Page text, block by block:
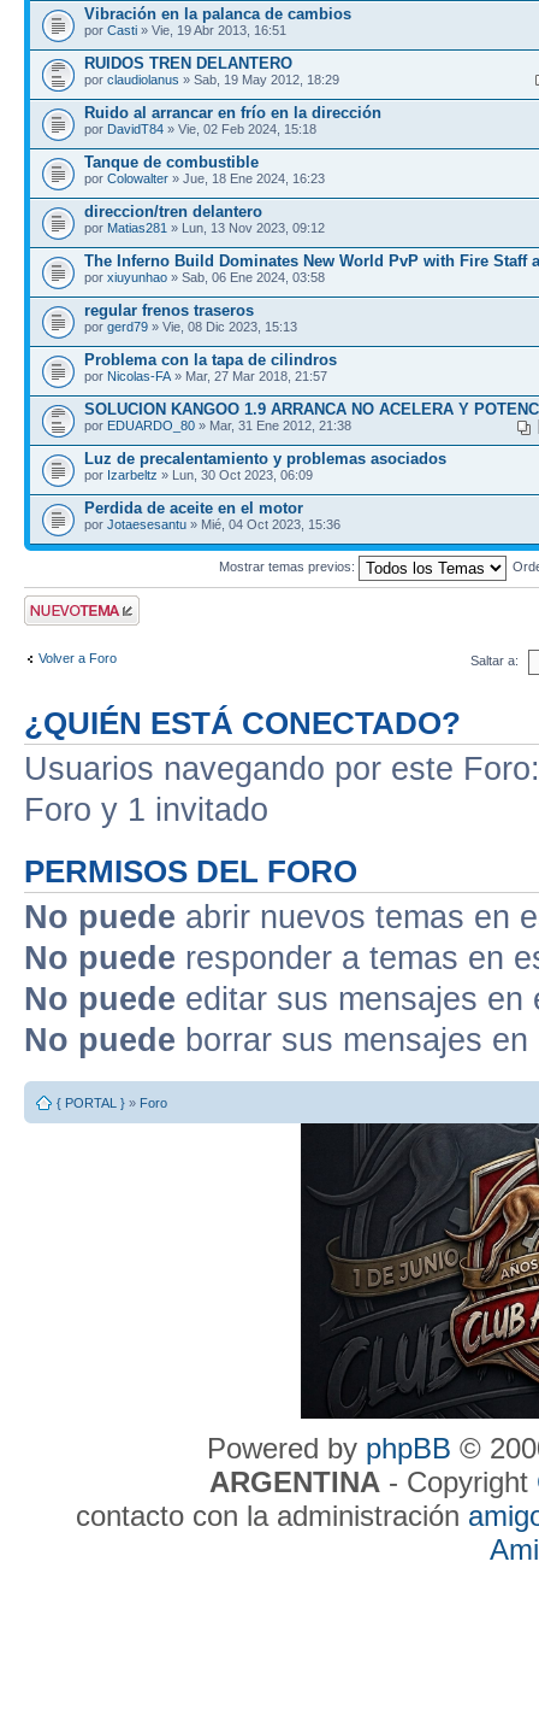
Vibración en la palanca de cambios
por Casti » Vie, 19 Abr 2013, 16:51
RUIDOS TREN DELANTERO
por claudiolanus » Sab, 19 May 2012, 18:29
Ruido al arrancar en frío en la dirección
por DavidT84 » Vie, 02 Feb 2024, 15:18
Tanque de combustible
por Colowalter » Jue, 18 Ene 2024, 16:23
direccion/tren delantero
por Matias281 » Lun, 13 Nov 2023, 09:12
The Inferno Build Dominates New World PvP with Fire Staff
por xiuyunhao » Sab, 06 Ene 2024, 03:58
regular frenos traseros
por gerd79 » Vie, 08 Dic 2023, 15:13
Problema con la tapa de cilindros
por Nicolas-FA » Mar, 27 Mar 2018, 21:57
SOLUCION KANGOO 1.9 ARRANCA NO ACELERA Y
por EDUARDO_80 » Mar, 31 Ene 2012, 21:38
Luz de precalentamiento y problemas asociados
por Izarbeltz » Lun, 30 Oct 2023, 06:09
Perdida de aceite en el motor
por Jotaesesantu » Mié, 04 Oct 2023, 15:36
Mostrar temas previos:
Publicar un nuevo
tema
Volver a Foro Saltar a:
¿QUIÉN ESTÁ CONECTADO?
Usuarios navegando por este
Foro y 1 invitado
PERMISOS DEL FORO
No puede abrir nuevos temas en
No puede responder a temas en
No puede editar sus mensajes en
No puede borrar sus mensajes
{ PORTAL } » Foro
Powered by phpBB ©
ARGENTINA- Copyright
contacto con la administración